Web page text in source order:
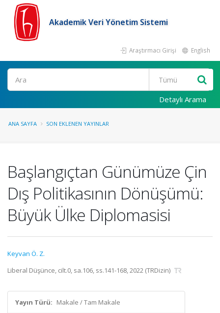
Akademik Veri Yönetim Sistemi
Araştırmacı Girişi English
Ara
Detaylı Arama
ANA SAYFA SON EKLENEN YAYINLAR
Başlangıçtan Günümüze Çin
Dış Politikasının Dönüşümü:
Büyük Ülke Diplomasisi
Keyvan Ö. Z.
Liberal Düşünce, cilt.0, sa.106, ss.141-168, 2022 (TRDizin)
Yayın Türü: Makale / Tam Makale